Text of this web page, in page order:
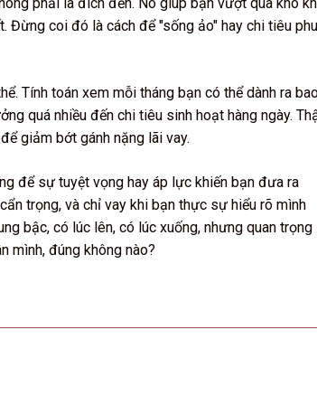
coi đó là cách để "sống ảo" hay chi tiêu
Tính toán xem mỗi tháng bạn có thể dành ra
quá nhiều đến chi tiêu sinh hoạt hàng ngày.
giảm bớt gánh nặng lãi vay.
để sự tuyệt vọng hay áp lực khiến bạn đưa ra
trọng, và chỉ vay khi bạn thực sự hiểu rõ mình
bậc, có lúc lên, có lúc xuống, nhưng quan trọng
mình, đúng không nào?